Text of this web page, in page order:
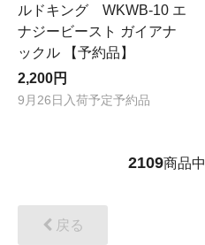
ルドキング WKWB-10 エ
ナジービースト ガイアナ
ックル 【予約品】
2,200円
9月26日入荷予定予約品
2109商品中
戻る